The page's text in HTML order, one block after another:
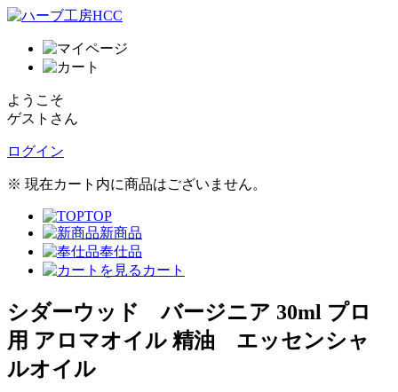
ようこそ
ゲストさん
ログイン
※ 現在カート内に商品はございません。
TOP
新商品
奉仕品
カート
シダーウッド バージニア 30ml プロ
用 アロマオイル 精油 エッセンシャ
ルオイル